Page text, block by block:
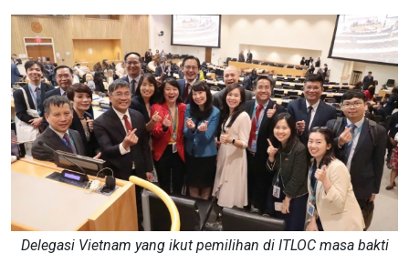
Delegasi Vietnam yang ikut pemilihan di ITLOC masa bakti